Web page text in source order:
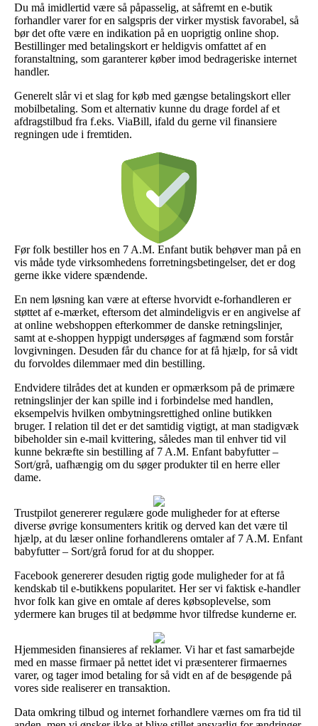
Du må imidlertid være så påpasselig, at såfremt en e-butik
forhandler varer for en salgspris der virker mystisk favorabel, så
bør det ofte være en indikation på en uoprigtig online shop.
Bestillinger med betalingskort er heldigvis omfattet af en
foranstaltning, som garanterer køber imod bedrageriske internet
handler.
Generelt slår vi et slag for køb med gængse betalingskort eller
mobilbetaling. Som et alternativ kunne du drage fordel af et
afdragstilbud fra f.eks. ViaBill, ifald du gerne vil finansiere
regningen ude i fremtiden.
Før folk bestiller hos en 7 A.M. Enfant butik behøver man på en
vis måde tyde virksomhedens forretningsbetingelser, det er dog
gerne ikke videre spændende.
En nem løsning kan være at efterse hvorvidt e-forhandleren er
støttet af e-mærket, eftersom det almindeligvis er en angivelse af
at online webshoppen efterkommer de danske retningslinjer,
samt at e-shoppen hyppigt undersøges af fagmænd som forstår
lovgivningen. Desuden får du chance for at få hjælp, for så vidt
du forvoldes dilemmaer med din bestilling.
Endvidere tilrådes det at kunden er opmærksom på de primære
retningslinjer der kan spille ind i forbindelse med handlen,
eksempelvis hvilken ombytningsrettighed online butikken
bruger. I relation til det er det samtidig vigtigt, at man stadigvæk
bibeholder sin e-mail kvittering, således man til enhver tid vil
kunne bekræfte sin bestilling af 7 A.M. Enfant babyfutter –
Sort/grå, uafhængig om du søger produkter til en herre eller
dame.
Trustpilot genererer regulære gode muligheder for at efterse
diverse øvrige konsumenters kritik og derved kan det være til
hjælp, at du læser online forhandlerens omtaler af 7 A.M. Enfant
babyfutter – Sort/grå forud for at du shopper.
Facebook genererer desuden rigtig gode muligheder for at få
kendskab til e-butikkens popularitet. Her ser vi faktisk e-handler
hvor folk kan give en omtale af deres købsoplevelse, som
ydermere kan bruges til at bedømme hvor tilfredse kunderne er.
Hjemmesiden finansieres af reklamer. Vi har et fast samarbejde
med en masse firmaer på nettet idet vi præsenterer firmaernes
varer, og tager imod betaling for så vidt en af de besøgende på
vores side realiserer en transaktion.
Data omkring tilbud og internet forhandlere værnes om fra tid til